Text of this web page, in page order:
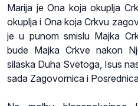
Marija je Ona koja okuplja
okuplja i Ona koja Crkvu
je u punom smislu Majka
bude Majka Crkve nakon
silaska Duha Svetoga, Isus
sada Zagovornica i